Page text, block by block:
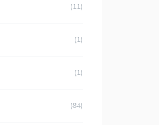
(11)
(1)
(1)
(84)